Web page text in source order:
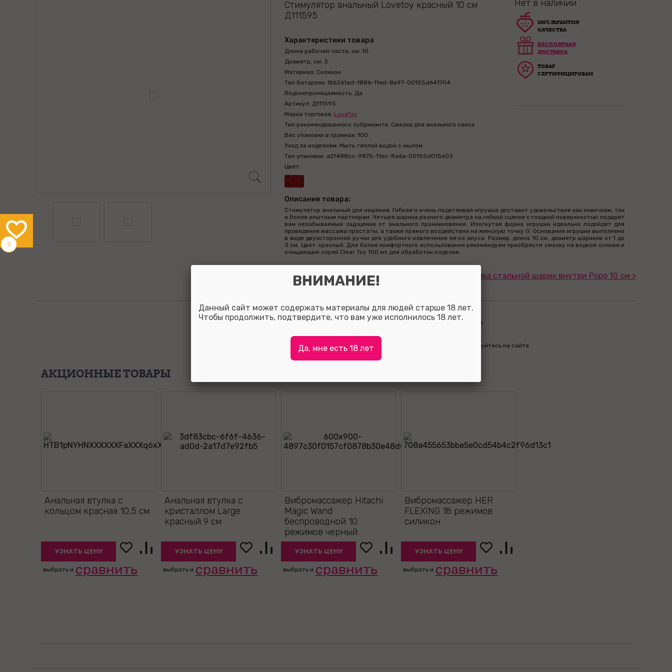
Стимулятор анальный Lovetoy красный 10 см
Д111595
Характеристики товара
Длина рабочей части, см: 10
Диаметр, см: 3
Материал: Силикон
Тип батареек: fbb261ad-f886-11ed-8a97-00155d641704
Водонепроницаемость: Да
Артикул: Д111595
Марка торговая: LoveToy
Тип рекомендованного лубриканта: Смазка для анального секса
Вес упаковки в граммах: 100
Уход за изделием: Мыть теплой водой с мылом
Тип упаковки: a2f488cc-9875-11ec-8a6a-00155d015e03
Цвет:
Нет в наличии
100% ГАРАНТИЯ
КАЧЕСТВА
БЕСПЛАТНАЯ
ДОСТАВКА
ТОВАР
СЕРТИФИЦИРОВАН
Описание товара:
Стимулятор анальный для ношения. Гибкая и очень податливая игрушка доставит удовольствие как новичкам, так
и более опытным партнерам. Четыре шарика разного диаметра на гибкой сцепке с гладкой поверхностью подарят
вам незабываемые ощущения от анального проникновения. Изогнутая форма игрушки идеально подойдет для
проведения массажа простаты, а также прямого воздействия на женскую точку G. Основание игрушки выполнено
в виде двухсторонней ручки для удобного извлечения ее из ануса. Размер: длина 10 см, диаметр шариков от 1 до
3 см. Цвет: красный. Для более комфортного использования рекомендуем приобрести смазку на водной основе и
очищающий спрей Clear Toy 100 мл для обработки изделия.
Анальная втулка стальной шарик внутри Popo 10 см >
Оставить отзыв:
Так вы сможете помочь потенциальным покупателям определиться
на ваш личный счет.
Для того что бы оставить отзыв зарегистрируйтесь либо авторизуйтесь на сайте
АКЦИОННЫЕ ТОВАРЫ
Анальная втулка с
кольцом красная 10,5 см
УЗНАТЬ ЦЕНУ
выбрать и сравнить
Анальная втулка с
кристаллом Large
красный 9 см
УЗНАТЬ ЦЕНУ
выбрать и сравнить
Вибромассажер Hitachi
Magic Wand
беспроводной 10
режимов черный
УЗНАТЬ ЦЕНУ
выбрать и сравнить
Вибромассажер HER
FLEXING 18 режимов
силикон
УЗНАТЬ ЦЕНУ
выбрать и сравнить
0
ВНИМАНИЕ!
Данный сайт может содержать материалы для людей старше 18 лет.
Чтобы продолжить, подтвердите, что вам уже исполнилось 18 лет.
Да, мне есть 18 лет